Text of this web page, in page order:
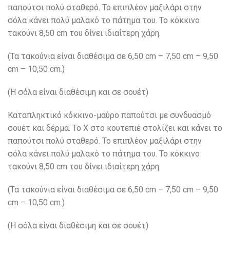
παπούτσι πολύ σταθερό. Το επιπλέον μαξιλάρι στην
σόλα κάνει πολύ μαλακό το πάτημα του. Το κόκκινο
τακούνι 8,50 cm του δίνει ιδιαίτερη χάρη.
(Τα τακούνια είναι διαθέσιμα σε 6,50 cm – 7,50 cm – 9,50
cm – 10,50 cm.)
(H σόλα είναι διαθέσιμη και σε σουέτ)
Καταπληκτικό κόκκινο-μαύρο παπούτσι με συνδυασμό
σουέτ και δέρμα. Το Χ στο κουτεπιέ στολίζει και κάνει το
παπούτσι πολύ σταθερό. Το επιπλέον μαξιλάρι στην
σόλα κάνει πολύ μαλακό το πάτημα του. Το κόκκινο
τακούνι 8,50 cm του δίνει ιδιαίτερη χάρη.
(Τα τακούνια είναι διαθέσιμα σε 6,50 cm – 7,50 cm – 9,50
cm – 10,50 cm.)
(H σόλα είναι διαθέσιμη και σε σουέτ)